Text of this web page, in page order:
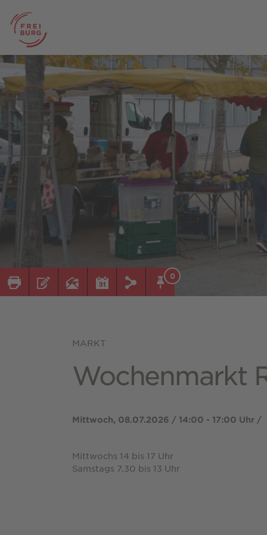
0
MARKT
Wochenmarkt
Mittwoch, 08.07.2026 / 14:00 - 17:00 Uhr /
Mittwochs 14 bis 17 Uhr
Samstags 7.30 bis 13 Uhr